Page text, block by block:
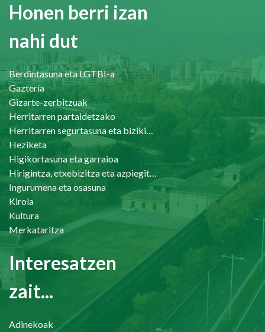
Honen berri izan
nahi dut
Berdintasuna eta LGTBI-a
Gazteria
Gizarte-zerbitzuak
Herritarren partaidetzako
Herritarren segurtasuna eta bizikidetasuna
Heziketa
Higikortasuna eta garraioa
Hirigintza, etxebizitza eta azpiegiturak
Ingurumena eta osasuna
Kirola
Kultura
Merkataritza
Interesatzen
zait...
Adinekoak